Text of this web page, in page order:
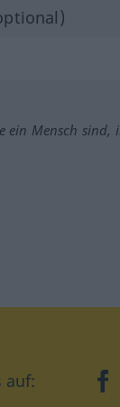
ein Mensch sind,
auf: